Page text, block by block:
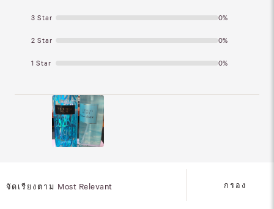
3 Star 0%
2 Star 0%
1 Star 0%
จัดเรียงตาม Most Relevant กรอง